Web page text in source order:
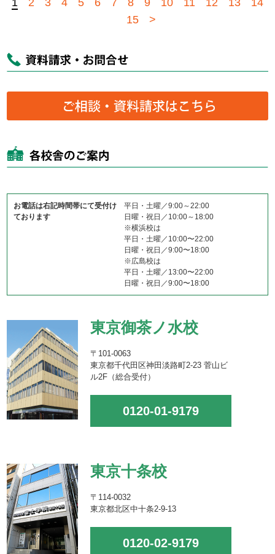
1 2 3 4 5 6 7 8 9 10 11 12 13
14
15
>
お電話は右記時間帯にて受付け
ております
平日・土曜／9:00～22:00
日曜・祝日／10:00～18:00
※横浜校は
平日・土曜／10:00〜22:00
日曜・祝日／9:00〜18:00
※広島校は
平日・土曜／13:00〜22:00
日曜・祝日／9:00〜18:00
東京御茶ノ水校
〒101-0063
東京都千代田区神田淡路町2-23 菅山ビ
ル2F（総合受付）
0120-01-9179
東京十条校
〒114-0032
東京都北区中十条2-9-13
0120-02-9179